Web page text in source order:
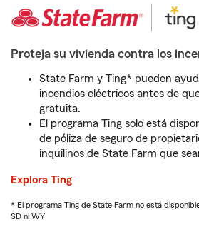
Proteja su vivienda contra los
State Farm y Ting* pueden
incendios eléctricos antes de
gratuita.
El programa Ting solo está
de póliza de seguro de
inquilinos de State Farm que
Explora Ting
* El programa Ting de State Farm no está
SD ni WY